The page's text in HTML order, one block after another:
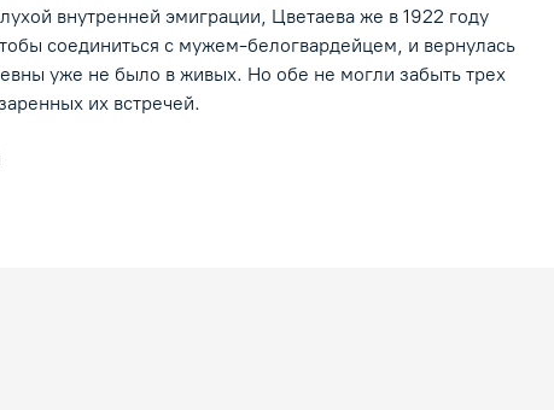
внутренней эмиграции, Цветаева же в 1922 году
соединиться с мужем-белогвардейцем, и вернулась
уже не было в живых. Но обе не могли забыть трех
их встречей.